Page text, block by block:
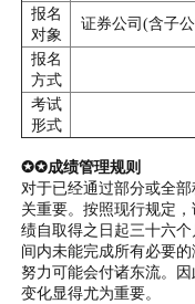
报名
对象
证券公司(含子
报名
方式
考试
形式
✪✪成绩管理规则
对于已经通过部分或全
关重要。按照现行规定
绩自取得之日起三十六
间内未能完成所有必要
努力可能会付诸东流。
变化显得尤为重要。